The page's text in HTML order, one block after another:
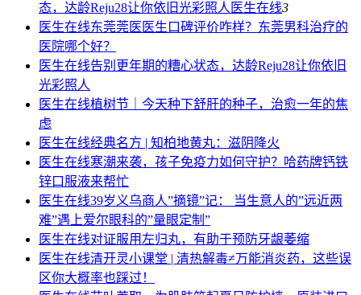
态，达龄Reju28让你依旧光彩照人 医生在线3
医生在线东莞莞医医生口碑评价咋样？东莞男科治疗的
医院哪个好？
医生在线告别更年期的糟心状态，达龄Reju28让你依旧
光彩照人
医生在线植树节｜今天种下舒肝的种子，治愈一年的焦
虑
医生在线经典名方 | 知柏地黄丸：滋阴降火
医生在线寒潮来袭，孩子免疫力如何守护？哈药牌钙铁
锌口服液来帮忙
医生在线39岁义乌商人”摘镜”记： 当生意人的”远近两
难”遇上爱尔眼科的”量眼定制”
医生在线对证服用左归丸，有助于预防牙龈萎缩
医生在线清开灵小课堂 | 清热解毒≠万能消炎药，这些误
区你大概率也踩过！